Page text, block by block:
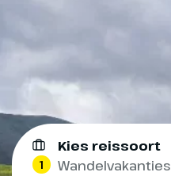
Kies reissoort
1 Wandelvakanties